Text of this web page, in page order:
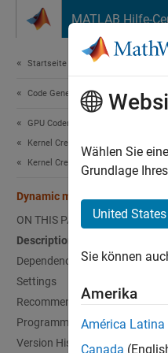
MATLAB Hilfe-
Startseite der Dokumentation
Code Generation
GPU Coder
Kernel Creation
Kernel Creation from Simulink
Dynamic memory allocation
ON THIS PAGE
Description
Dependencies
Settings
Recommended Settings
Programmatic Use
Version History
Wählen Sie
Grundlage
United States
Sie können
Amerika
América Latina
Canada